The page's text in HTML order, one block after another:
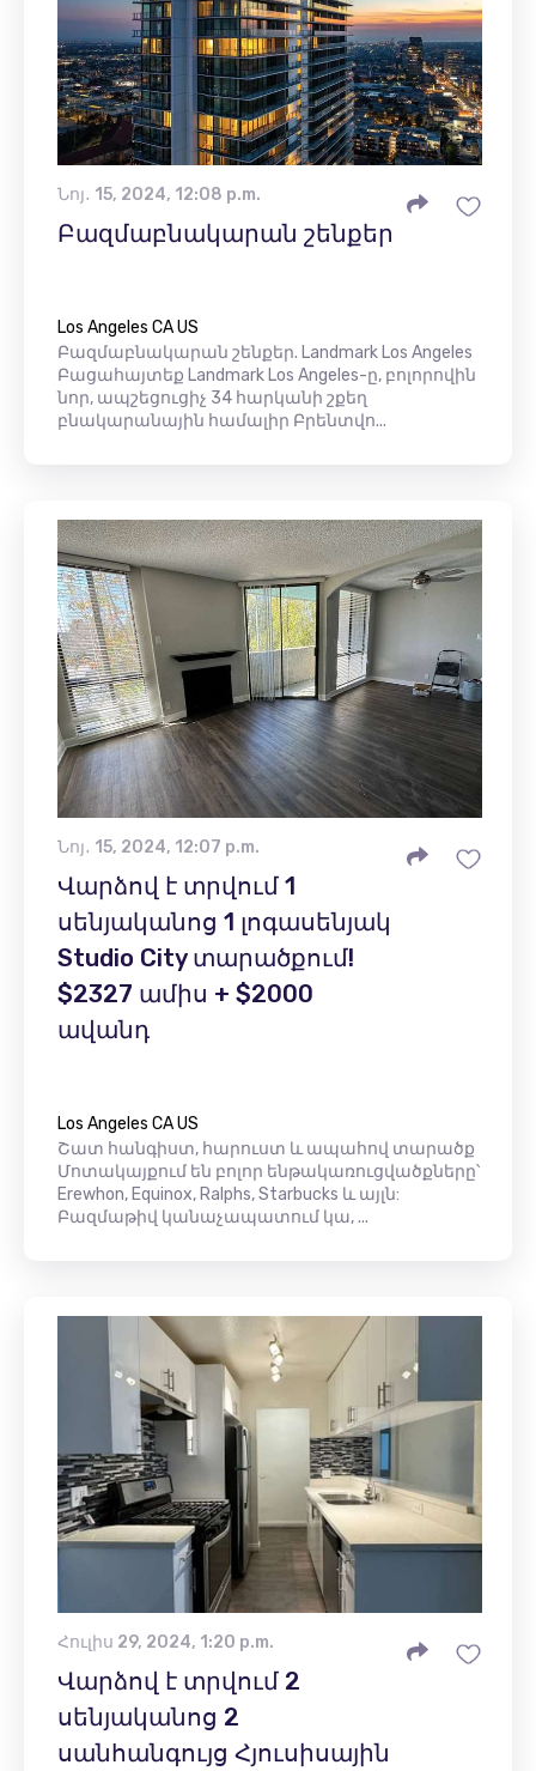
Նոյ․ 15, 2024, 12:08 p.m.
Բազմաբնակարան շենքեր
Los Angeles CA US
Բազմաբնակարան շենքեր. Landmark Los Angeles
Բացահայտեք Landmark Los Angeles-ը, բոլորովին
նոր, ապշեցուցիչ 34 հարկանի շքեղ
բնակարանային համալիր Բրենտվո...
Նոյ․ 15, 2024, 12:07 p.m.
Վարձով է տրվում 1
սենյականոց 1 լոգասենյակ
Studio City տարածքում!
$2327 ամիս + $2000
ավանդ
Los Angeles CA US
Շատ հանգիստ, հարուստ և ապահով տարածք
Մոտակայքում են բոլոր ենթակառուցվածքները՝
Erewhon, Equinox, Ralphs, Starbucks և այլն:
Բազմաթիվ կանաչապատում կա, ...
Հուլիս 29, 2024, 1:20 p.m.
Վարձով է տրվում 2
սենյականոց 2
սանհանգույց Հյուսիսային